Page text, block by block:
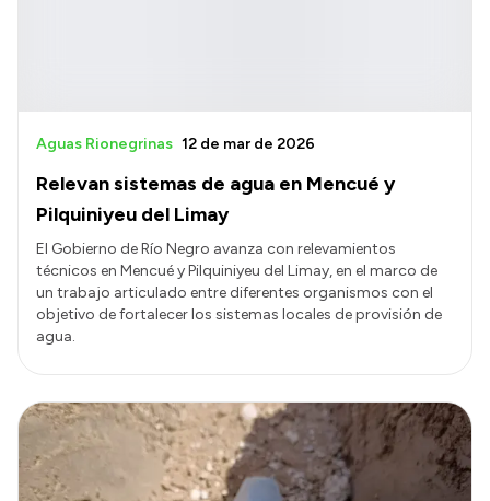
Relevan sistemas de agua en Mencué y
Pilquiniyeu del Limay
Aguas Rionegrinas 12 de mar de 2026
El Gobierno de Río Negro avanza con relevamientos
técnicos en Mencué y Pilquiniyeu del Limay, en el marco de
un trabajo articulado entre diferentes organismos con el
objetivo de fortalecer los sistemas locales de provisión de
agua.